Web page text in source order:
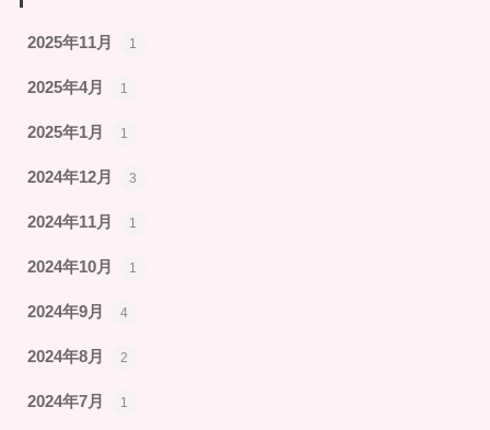
2025年11月 1
2025年4月 1
2025年1月 1
2024年12月 3
2024年11月 1
2024年10月 1
2024年9月 4
2024年8月 2
2024年7月 1